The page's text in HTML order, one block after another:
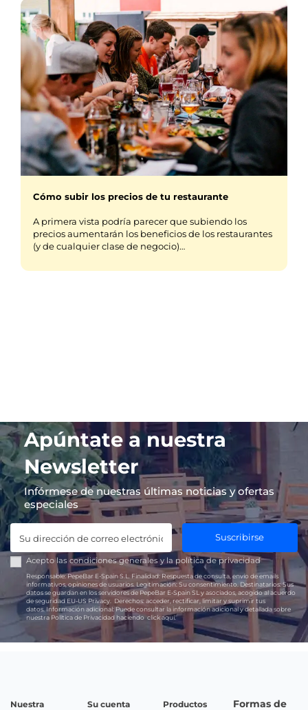
Cómo subir los precios de tu restaurante
A primera vista podría parecer que subiendo los
precios aumentarán los beneficios de los restaurantes
(y de cualquier clase de negocio)…
Apúntate a nuestra
Newsletter
Infórmese de nuestras últimas noticias y ofertas
especiales
Suscribirse
Acepto las condiciones generales y lapolítica de privacidad
Responsable:PepeBar E-Spain S.L. Finalidad: Respuesta de consulta, envío de emails
informativos, opiniones de usuarios. Legitimación: Su consentimiento. Destinatarios:Sus
datos se guardan en los servidores de PepeBar E-Spain SL y asociados, acogido al acuerdo
de seguridad EU-US Privacy.
Derechos: acceder, rectificar, limitar y suprimir tus
datos.Información adicional:Puede consultar la información adicional y detallada sobre
nuestra Política de Privacidad haciendoclick aquí.
Nuestra Su cuenta Productos Formas de